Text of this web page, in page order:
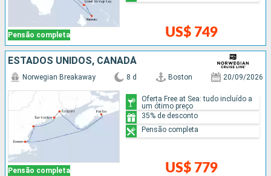
Pensão completa US$ 749
ESTADOS UNIDOS, CANADÁ
Pensão completa
Norwegian Breakaway 8 d Boston 20/09/2026
US$ 779
Oferta Free at Sea: tudo incluído a
um ótimo preço
35% de desconto
Pensão completa